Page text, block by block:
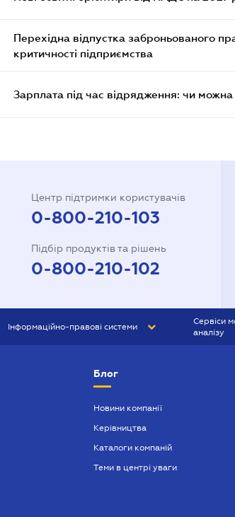
Перехідна відпустка заброньованого
критичності підприємства
Зарплата під час відрядження: чи
Центр підтримки користувачів
0-800-210-103
Підбір продуктів та рішень
0-800-210-102
Інформаційно-правові системи
БУХГАЛТЕР ПРОФ
Сервіси
аналізу
Блог
Новини компанії
Керівництва
Каталоги компаній
Теми в центрі уваги